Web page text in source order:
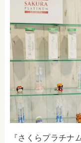
『さくらプラチナ